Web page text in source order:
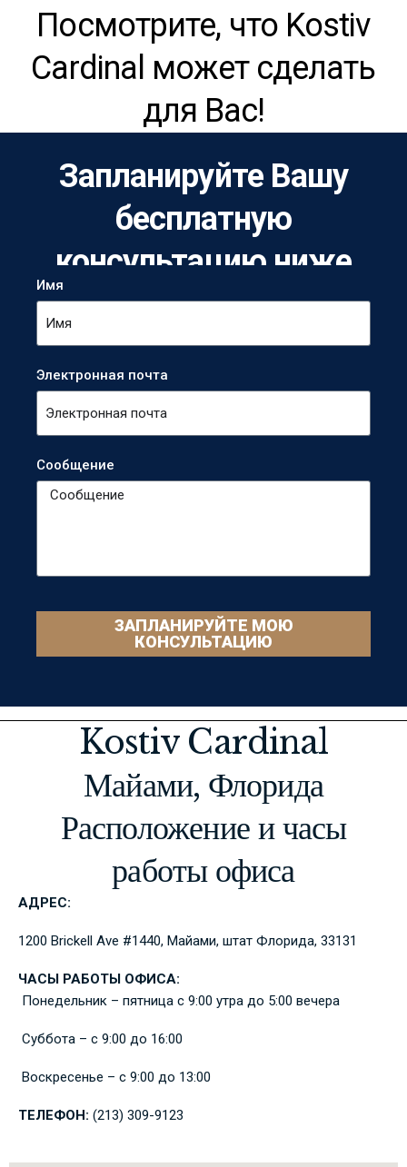
Посмотрите, что Kostiv
Cardinal может сделать
для Вас!
Запланируйте Вашу
бесплатную
консультацию ниже
Имя
Электронная почта
Сообщение
ЗАПЛАНИРУЙТЕ МОЮ
КОНСУЛЬТАЦИЮ
Kostiv Cardinal
Майами, Флорида
Расположение и часы
работы офиса
АДРЕС:
1200 Brickell Ave #1440, Майами, штат Флорида, 33131
ЧАСЫ РАБОТЫ ОФИСА:
Понедельник – пятница с 9:00 утра до 5:00 вечера
Суббота – с 9:00 до 16:00
Воскресенье – с 9:00 до 13:00
ТЕЛЕФОН: (213) 309-9123